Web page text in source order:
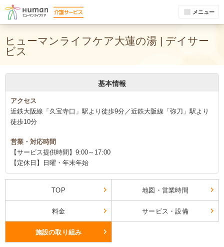
メニュー
ヒューマンライフケア大蓮の湯 | デイサー
ビス
基本情報
アクセス
近鉄大阪線「久宝寺口」駅より徒歩9分／近鉄大阪線「弥刀」駅より
徒歩10分
営業・対応時間
【サービス提供時間】9:00～17:00
【定休日】日曜・年末年始
TOP 地図・営業時間
料金 サービス・設備
施設の取り組み